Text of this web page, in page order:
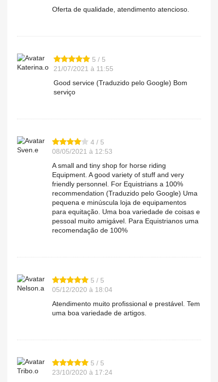
Oferta de qualidade, atendimento atencioso.
Katerina.o
5 / 5
21/07/2021 à 11:55
Good service (Traduzido pelo Google) Bom
serviço
Sven.e
4 / 5
08/05/2021 à 12:53
A small and tiny shop for horse riding
Equipment. A good variety of stuff and very
friendly personnel. For Equistrians a 100%
recommendation (Traduzido pelo Google) Uma
pequena e minúscula loja de equipamentos
para equitação. Uma boa variedade de coisas e
pessoal muito amigável. Para Equistrianos uma
recomendação de 100%
Nelson.a
5 / 5
05/12/2020 à 18:04
Atendimento muito profissional e prestável. Tem
uma boa variedade de artigos.
Tribo.o
5 / 5
23/10/2020 à 17:24